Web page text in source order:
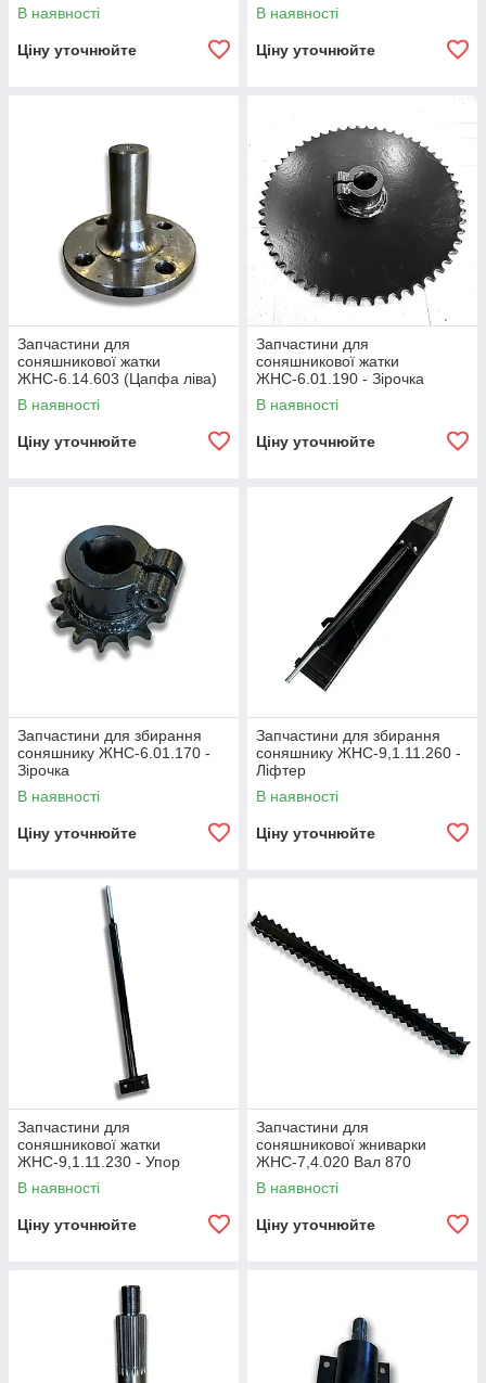
В наявності
Ціну уточнюйте
права)
В наявності
Ціну уточнюйте
Запчастини для
соняшникової жатки
ЖНС-6.14.603 (Цапфа ліва)
В наявності
Ціну уточнюйте
Запчастини для
соняшникової жатки
ЖНС-6.01.190 - Зірочка
В наявності
Ціну уточнюйте
Запчастини для збирання
соняшнику ЖНС-6.01.170 -
Зірочка
В наявності
Ціну уточнюйте
Запчастини для збирання
соняшнику ЖНС-9,1.11.260 -
Ліфтер
В наявності
Ціну уточнюйте
Запчастини для
соняшникової жатки
ЖНС-9,1.11.230 - Упор
В наявності
Ціну уточнюйте
Запчастини для
соняшникової жниварки
ЖНС-7,4.020 Вал 870
ЖНС-7,4.050 Вал 740
ЖНС-7,4.060 Вал 820
ЖНС-9,1.020 В
В наявності
Ціну уточнюйте